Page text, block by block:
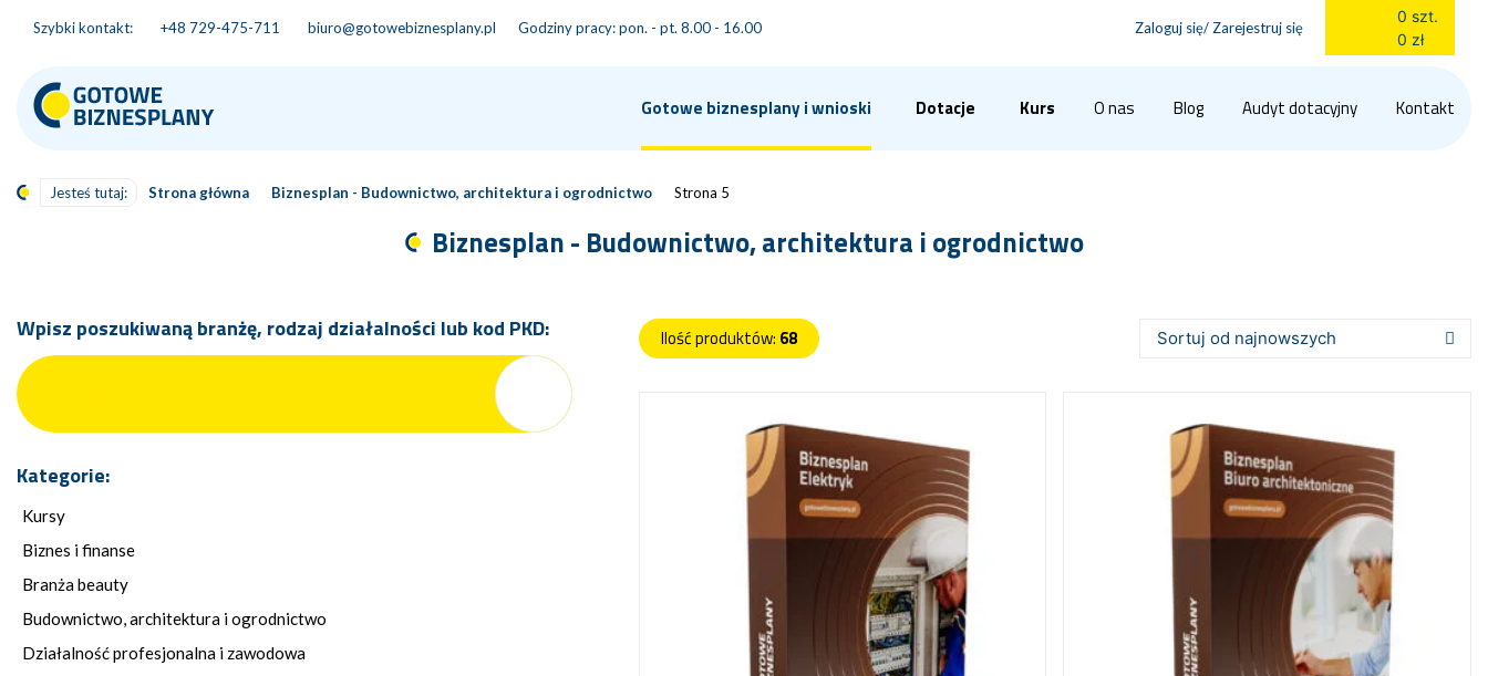
Szybki kontakt: +48 729-475-711 biuro@gotowebiznesplany.pl Godziny pracy: pon. - pt. 8.00 - 16.00 Zaloguj się/ Zarejestruj się
0 szt.
0 zł
Gotowe biznesplany i wnioski Dotacje Kurs O nas Blog Audyt dotacyjny Kontakt
Jesteś tutaj: Strona główna Biznesplan - Budownictwo, architektura i ogrodnictwo Strona 5
Biznesplan - Budownictwo, architektura i ogrodnictwo
Wpisz poszukiwaną branżę, rodzaj działalności lub kod PKD:
Kategorie:
Kursy
Biznes i finanse
Branża beauty
Budownictwo, architektura i ogrodnictwo
Działalność profesjonalna i zawodowa
Ilość produktów: 68